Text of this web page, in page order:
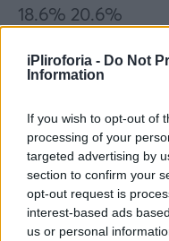
iPliroforia - Do Not
Information
If you wish to opt-out of
processing of your
targeted advertising by
section to confirm your
opt-out request is
interest-based ads
us or personal
18.6% 20.6%
Συνεντεύξεις
Δήμητρα
αλήθεια»
Συνεντεύξεις